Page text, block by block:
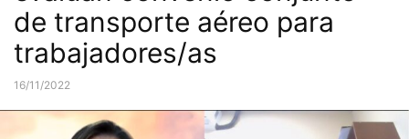
de transporte aéreo para
trabajadores/as
16/11/2022